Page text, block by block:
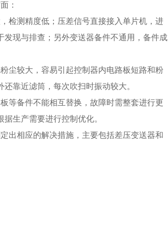
：
检测精度低；压差信号直接接入单片机，进
现与排查；另外变送器备件不通用，备件成
尘较大，容易引起控制器内电路板短路和粉
靠近滤筒，每次吹扫时振动较大。
等备件不能相互替换，故障时需整套进行更
生产需要进行控制优化。
出相应的解决措施，主要包括差压变送器和